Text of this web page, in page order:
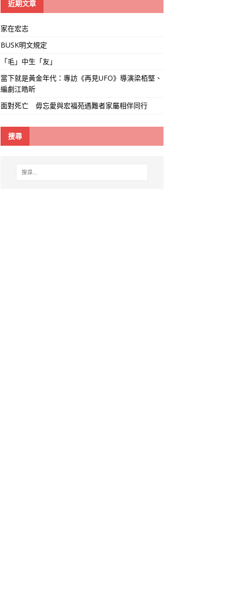
近期文章
家在宏志
BUSK明文規定
「毛」中生「友」
當下就是黃金年代：專訪《再見UFO》導演梁栢堅、
編劇江皓昕
面對死亡 毋忘愛與宏福苑遇難者家屬相伴同行
搜尋